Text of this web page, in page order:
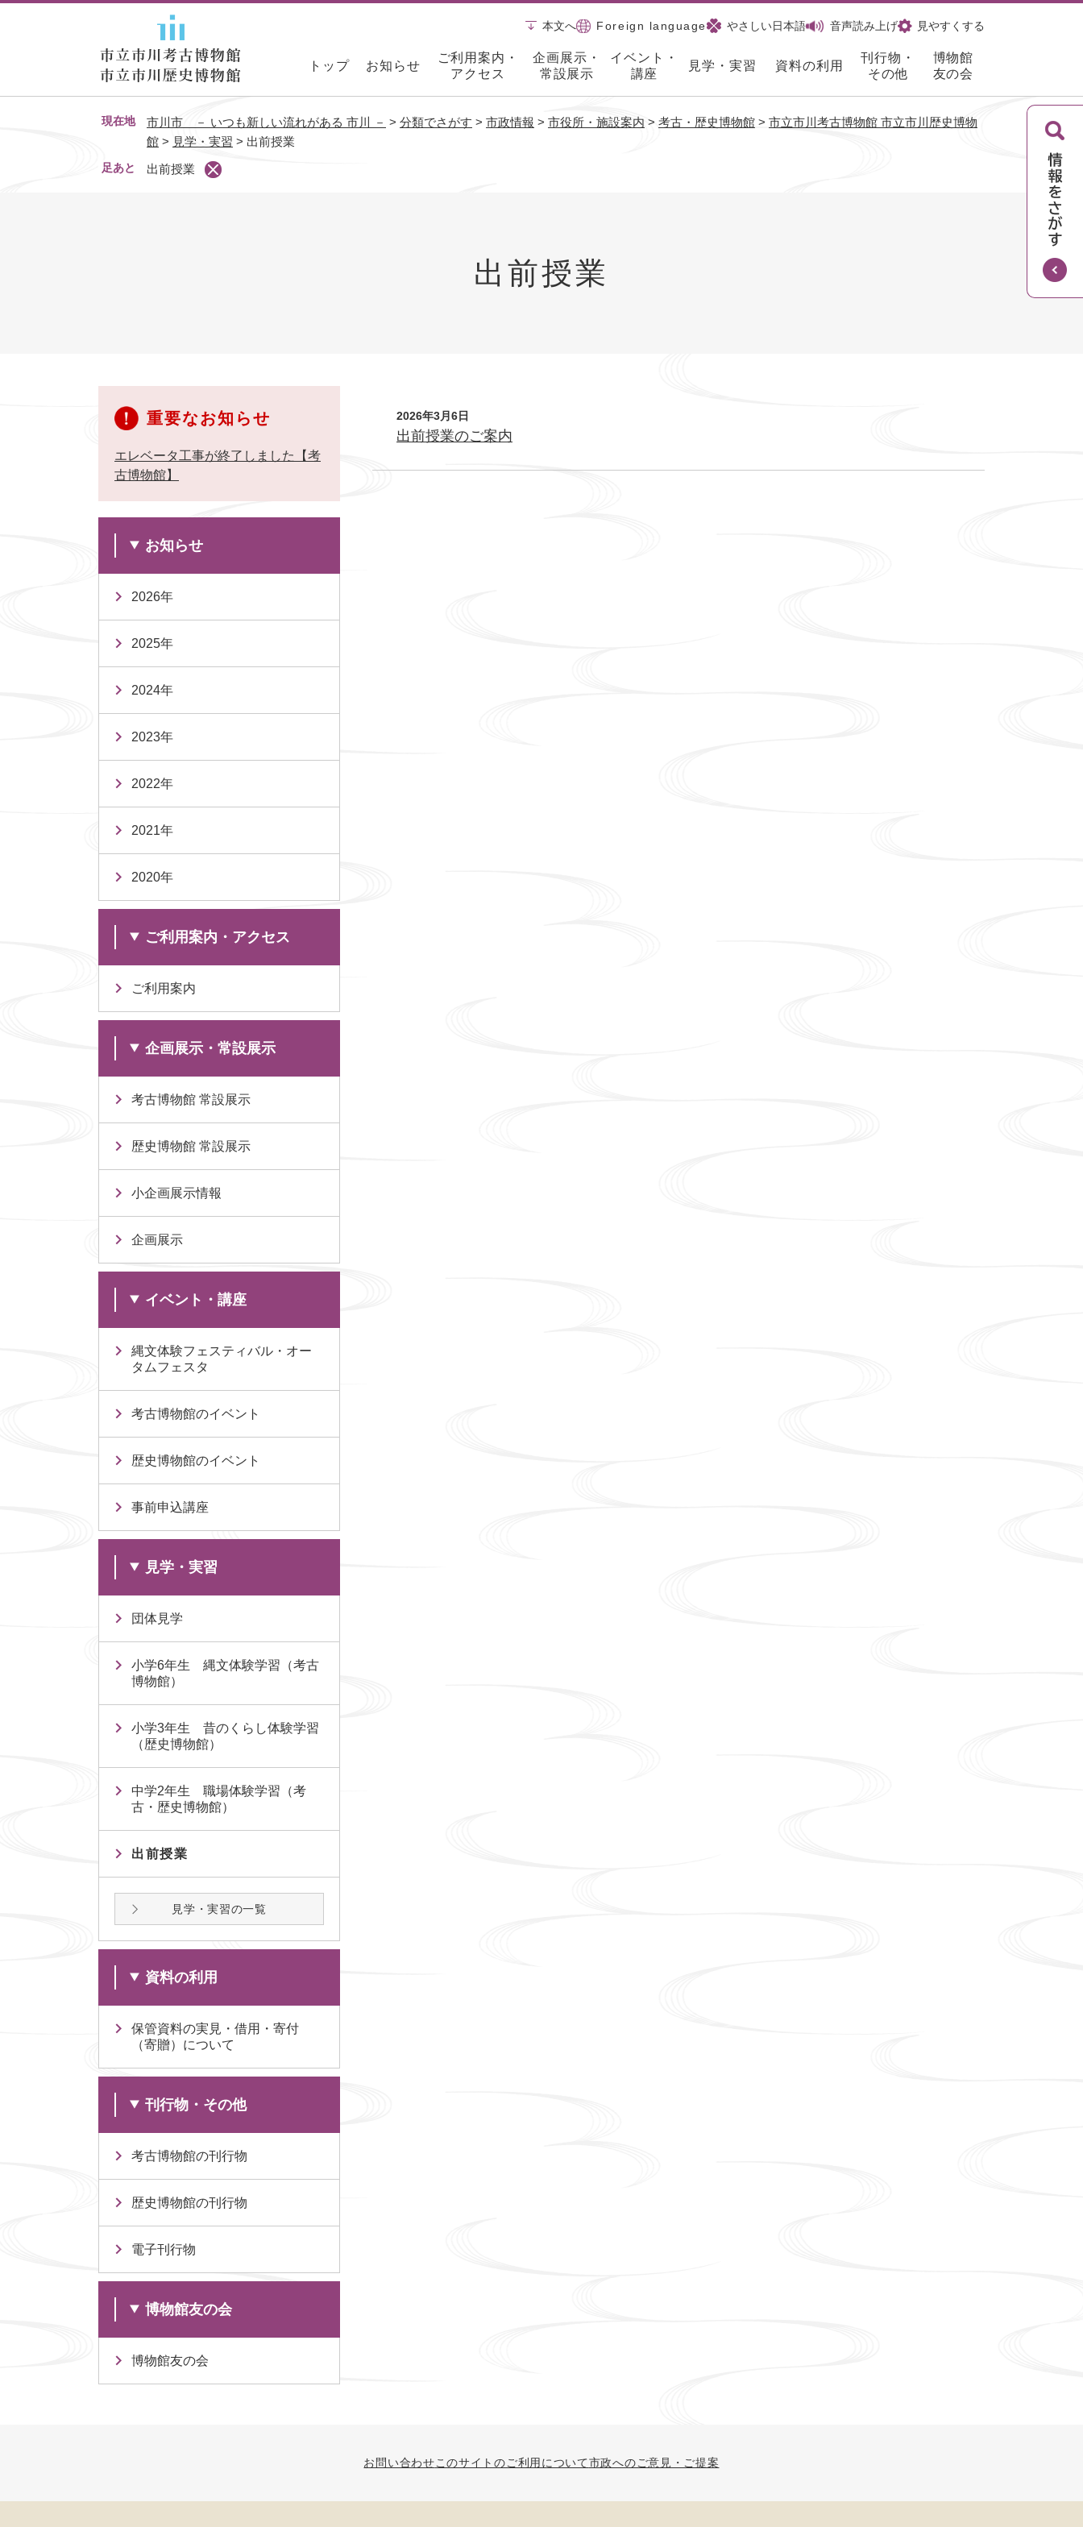
本文へ
Foreign language やさしい日本語 音声読み上げ 見やすくする
トップ お知らせ
ご利用案内・
アクセス
企画展示・
常設展示
イベント・
講座
見学・実習 資料の利用
刊行物・
その他
博物館
友の会
現在地 市川市 － いつも新しい流れがある 市川 － > 分類でさがす > 市政情報 > 市役所・施設案内 > 考古・歴史博物館 > 市立市川考古博物館 市立市川歴史博物
館 > 見学・実習 > 出前授業
足あと 出前授業
出前授業
2026年3月6日
出前授業のご案内
重要なお知らせ
エレベータ工事が終了しました【考
古博物館】
お知らせ
2026年
2025年
2024年
2023年
2022年
2021年
2020年
ご利用案内・アクセス
ご利用案内
企画展示・常設展示
考古博物館 常設展示
歴史博物館 常設展示
小企画展示情報
企画展示
イベント・講座
縄文体験フェスティバル・オー
タムフェスタ
考古博物館のイベント
歴史博物館のイベント
事前申込講座
見学・実習
団体見学
小学6年生 縄文体験学習（考古
博物館）
小学3年生 昔のくらし体験学習
（歴史博物館）
中学2年生 職場体験学習（考
古・歴史博物館）
出前授業
見学・実習の一覧
資料の利用
保管資料の実見・借用・寄付
（寄贈）について
刊行物・その他
考古博物館の刊行物
歴史博物館の刊行物
電子刊行物
博物館友の会
博物館友の会
お問い合わせこのサイトのご利用について市政へのご意見・ご提案